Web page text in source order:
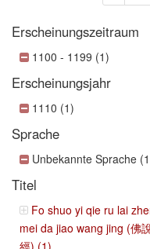
Erscheinungszeitraum
1100 - 1199 (1)
Erscheinungsjahr
1110 (1)
Sprache
Unbekannte Sprache
Titel
Fo shuo yi qie ru lai
mei da jiao wang jing (佛
經) (1)